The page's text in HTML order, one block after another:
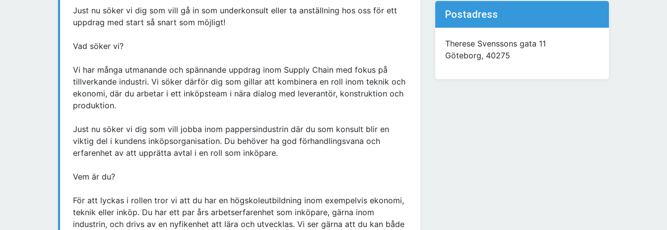
Just nu söker vi dig som vill gå in som underkonsult eller ta anställning hos oss för ett
uppdrag med start så snart som möjligt!
Vad söker vi?
Vi har många utmanande och spännande uppdrag inom Supply Chain med fokus på
tillverkande industri. Vi söker därför dig som gillar att kombinera en roll inom teknik och
ekonomi, där du arbetar i ett inköpsteam i nära dialog med leverantör, konstruktion och
produktion.
Just nu söker vi dig som vill jobba inom pappersindustrin där du som konsult blir en
viktig del i kundens inköpsorganisation. Du behöver ha god förhandlingsvana och
erfarenhet av att upprätta avtal i en roll som inköpare.
Vem är du?
För att lyckas i rollen tror vi att du har en högskoleutbildning inom exempelvis ekonomi,
teknik eller inköp. Du har ett par års arbetserfarenhet som inköpare, gärna inom
industrin, och drivs av en nyfikenhet att lära och utvecklas. Vi ser gärna att du kan både
Postadress
Therese Svenssons gata 11
Göteborg, 40275